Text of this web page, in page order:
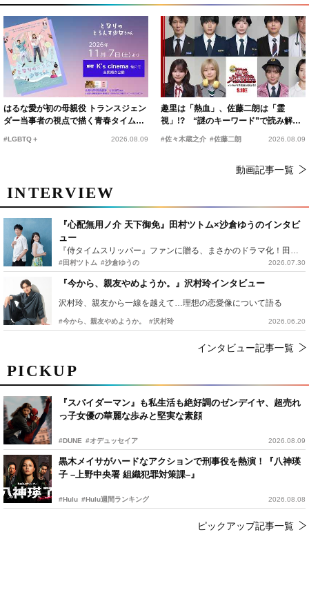
PICKUP
『スパイダーマン』も私生活も絶好調のゼンデイヤ、超売れ
っ子女優の華麗な歩みと堅実な素顔
#DUNE #オデュッセイア 2026.08.09
黒木メイサがハードなアクションで刑事役を熱演！『八神瑛
子 –上野中央署 組織犯罪対策課–』
#Hulu #Hulu週間ランキング 2026.08.08
ピックアップ記事一覧
はるな愛が初の母親役 トランスジェン
ダー当事者の視点で描く青春タイムス
#LGBTQ＋ 2026.08.09
趣里は「熱血」、佐藤二朗は「霊
視」!? “謎のキーワード”で読み解く
『踊る大捜査線 N.E.W.』新メンバー
#佐々木蔵之介 #佐藤二朗 2026.08.09
動画記事一覧
INTERVIEW
『心配無用ノ介 天下御免』田村ツトム×沙倉ゆうのインタビ
ュー
『侍タイムスリッパー』ファンに贈る、まさかのドラマ化！田村ツトム×沙倉ゆうのが語る『心配無用ノ介』撮影秘話
#田村ツトム #沙倉ゆうの 2026.07.30
『今から、親友やめようか。』沢村玲インタビュー
沢村玲、親友から一線を越えて…理想の恋愛像について語る
#今から、親友やめようか。 #沢村玲 2026.06.20
インタビュー記事一覧